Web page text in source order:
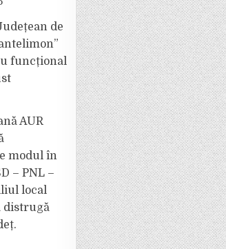
de
funcțional
AUR
modul în
– PNL –
local
distrugă